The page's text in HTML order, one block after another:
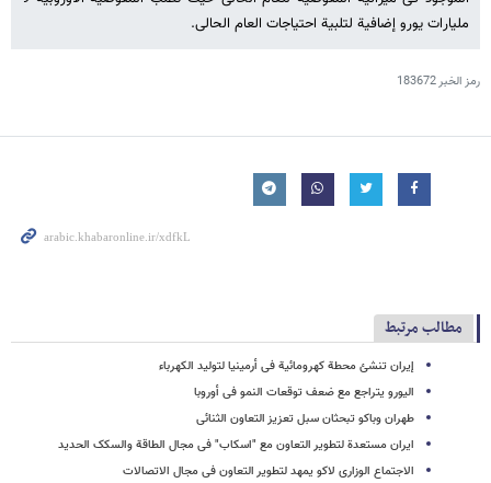
ملیارات یورو إضافیة لتلبیة احتیاجات العام الحالی.
رمز الخبر183672
مطالب مرتبط
إیران تنشئ محطة کهرومائیة فی أرمینیا لتولید الکهرباء
الیورو یتراجع مع ضعف توقعات النمو فی أوروبا
طهران وباکو تبحثان سبل تعزیز التعاون الثنائی
ایران مستعدة لتطویر التعاون مع "اسکاب" فی مجال الطاقة والسکک الحدید
الاجتماع الوزاری لاکو یمهد لتطویر التعاون فی مجال الاتصالات